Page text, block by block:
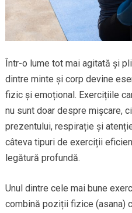
Într-o lume tot mai agitată și
dintre minte și corp devine
fizic și emoțional. Exercițiile
nu sunt doar despre mișcare,
prezentului, respirație și
câteva tipuri de exerciții
legătură profundă.
Unul dintre cele mai bune
combină poziții fizice (asana)